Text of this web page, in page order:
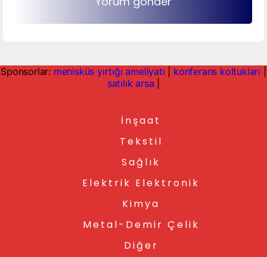
Sponsorlar: menisküs yırtığı ameliyatı konferans koltukları
satılık arsa
İnşaat
Tekstil
Sağlık
Elektrik Elektronik
Kimya
Metal-Demir Çelik
Diğer